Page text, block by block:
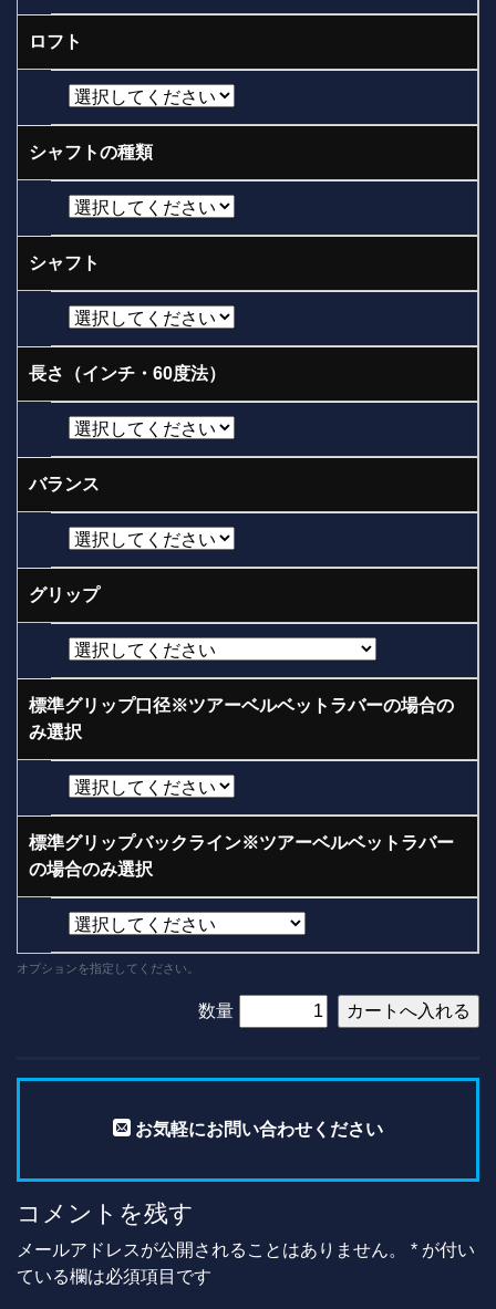
オプションを指定してください。
ロフト
シャフトの種類
シャフト
長さ（インチ・60度法）
バランス
グリップ
標準グリップ口径※ツアーベルベットラバーの場合の
み選択
標準グリップバックライン※ツアーベルベットラバー
の場合のみ選択
数量
お気軽にお問い合わせください
コメントを残す
メールアドレスが公開されることはありません。 * が付い
ている欄は必須項目です